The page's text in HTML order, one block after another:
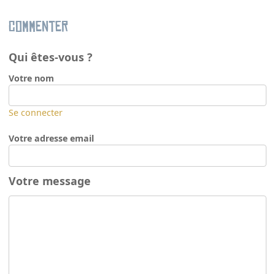
Commenter
Qui êtes-vous ?
Votre nom
Se connecter
Votre adresse email
Votre message